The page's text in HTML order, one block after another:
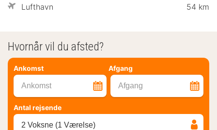
Lufthavn
54 km
Hvornår vil du afsted?
Ankomst Afgang
Ankomst Afgang
Antal rejsende
2 Voksne (1 Værelse)